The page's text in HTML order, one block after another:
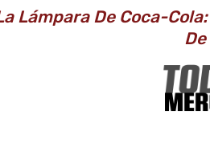
Lámpara De Coca-